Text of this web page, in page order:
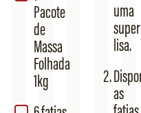
Pacote
de
Massa
Folhada
1kg
uma
lisa.
as